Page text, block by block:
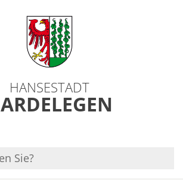
HANSESTADT